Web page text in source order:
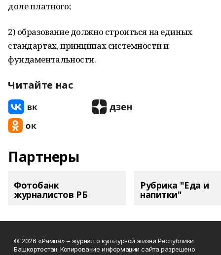
доле платного;
2) образование должно строиться на единых
стандартах, принципах системности и
фундаментальности.
Читайте нас
Партнеры
Фотобанк
журналистов РБ
Рубрика "Еда и
напитки"
© 2026 «Рампа» – журнал о культурной жизни Республики
Башкортостан. Копирование информации сайта разрешено